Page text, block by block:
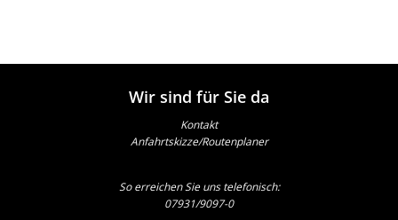
Wir sind für Sie da
Kontakt
Anfahrtskizze/Routenplaner
So erreichen Sie uns telefonisch:
07931/9097-0